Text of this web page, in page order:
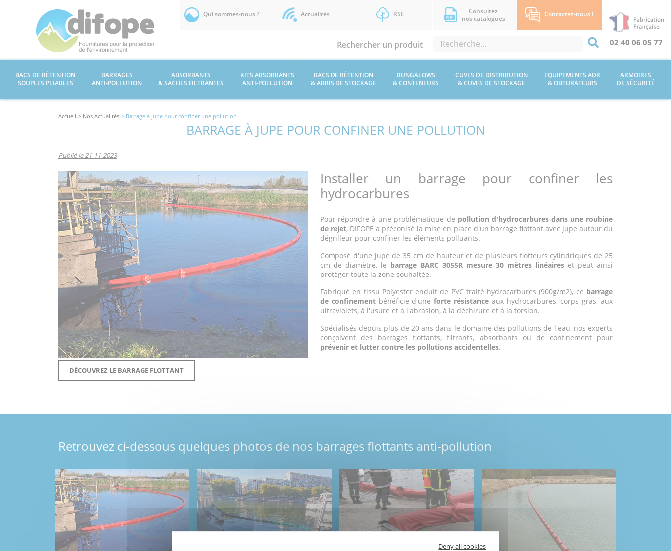
Qui sommes-nous ? Actualités RSE
Consultez
nos catalogues
Contactez-nous !
Rechercher un produit 02 40 06 05 77
BACS DE RÉTENTION
SOUPLES PLIABLES
BARRAGES
ANTI-POLLUTION
ABSORBANTS
& SACHES FILTRANTES
KITS ABSORBANTS
ANTI-POLLUTION
BACS DE RÉTENTION
& ABRIS DE STOCKAGE
BUNGALOWS
& CONTENEURS
CUVES DE DISTRIBUTION
& CUVES DE STOCKAGE
EQUIPEMENTS ADR
& OBTURATEURS
ARMOIRES
DE SÉCURITÉ
Accueil > Nos Actualités > Barrage à jupe pour confiner une pollution
BARRAGE À JUPE POUR CONFINER UNE POLLUTION
Publié le 21-11-2023
Installer un barrage pour confiner les
hydrocarbures
Pour répondre à une problématique de pollution d'hydrocarbures dans une roubine
de rejet, DIFOPE a préconisé la mise en place d'un barrage flottant avec jupe autour du
dégrilleur pour confiner les éléments polluants.
Composé d'une jupe de 35 cm de hauteur et de plusieurs flotteurs cylindriques de 25
cm de diamètre, le barrage BARC 3055R mesure 30 mètres linéaires et peut ainsi
protéger toute la zone souhaitée.
Fabriqué en tissu Polyester enduit de PVC traité hydrocarbures (900g/m2), ce barrage
de confinementbénéficie d'uneforte résistance aux hydrocarbures, corps gras, aux
ultraviolets, à l'usure et à l'abrasion, à la déchirure et à la torsion.
Spécialisés depuis plus de 20 ans dans le domaine des pollutions de l'eau, nos experts
conçoivent des barrages flottants, filtrants, absorbants ou de confinement pour
prévenir et lutter contre les pollutions accidentelles.
DÉCOUVREZ LE BARRAGE FLOTTANT
Retrouvez ci-dessous quelques photos de nos barrages flottants anti-pollution
Deny all cookies